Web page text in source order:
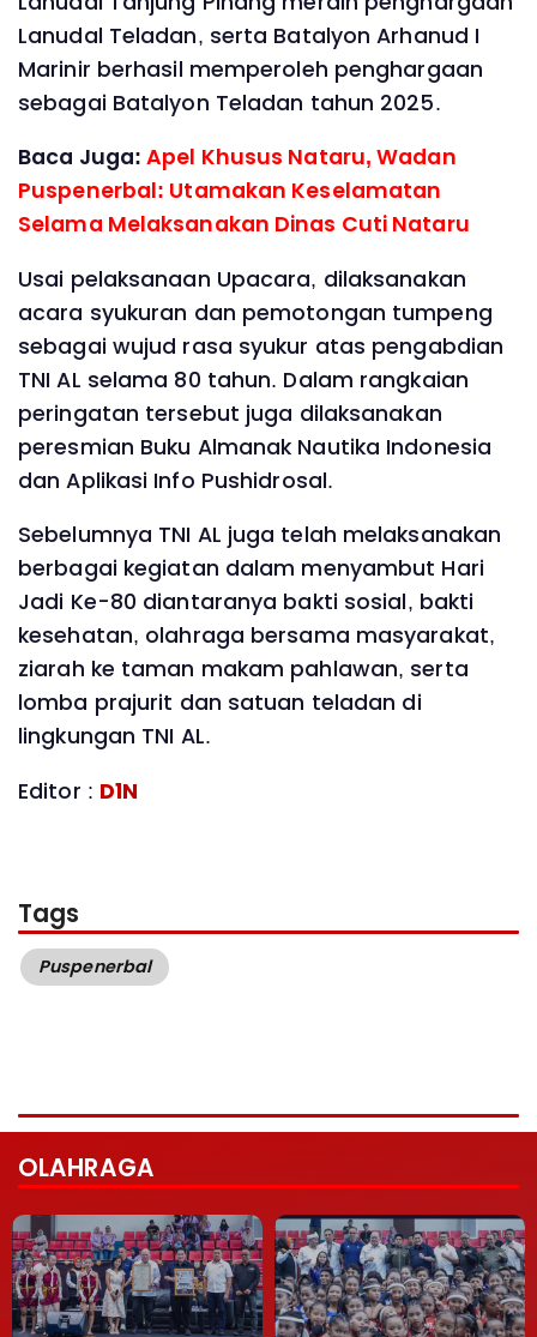
Lanudal Teladan, serta Batalyon Arhanud I
Marinir berhasil memperoleh penghargaan
sebagai Batalyon Teladan tahun 2025.
Baca Juga:Apel Khusus Nataru, Wadan
Puspenerbal: Utamakan Keselamatan
Selama Melaksanakan Dinas Cuti Nataru
Usai pelaksanaan Upacara, dilaksanakan
acara syukuran dan pemotongan tumpeng
sebagai wujud rasa syukur atas pengabdian
TNI AL selama 80 tahun. Dalam rangkaian
peringatan tersebut juga dilaksanakan
peresmian Buku Almanak Nautika Indonesia
dan Aplikasi Info Pushidrosal.
Sebelumnya TNI AL juga telah melaksanakan
berbagai kegiatan dalam menyambut Hari
Jadi Ke-80 diantaranya bakti sosial, bakti
kesehatan, olahraga bersama masyarakat,
ziarah ke taman makam pahlawan, serta
lomba prajurit dan satuan teladan di
lingkungan TNI AL.
Editor : D1N
Tags
Puspenerbal
OLAHRAGA